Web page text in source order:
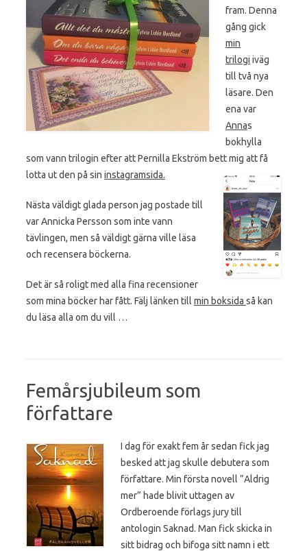
fram. Denna
gång gick
min
trilogi iväg
till två nya
läsare. Den
ena var
Annas
bokhylla
som vann trilogin efter att Pernilla Ekström bett mig att få
lotta ut den på sin instagramsida.
Nästa väldigt glada person jag postade till
var Annicka Persson som inte vann
tävlingen, men så väldigt gärna ville läsa
och recensera böckerna.
Det är så roligt med alla fina recensioner
som mina böcker har fått. Fälj länken till min boksida så kan
du läsa alla om du vill …
Femårsjubileum som
författare
I dag för exakt fem år sedan fick jag
besked att jag skulle debutera som
författare. Min första novell ”Aldrig
mer” hade blivit uttagen av
Ordberoende förlags jury till
antologin Saknad. Man fick skicka in
sitt bidrag och bifoga sitt namn i ett